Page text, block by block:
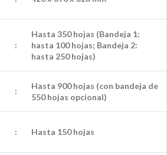
:
Hasta 350 hojas (Bandeja 1:
hasta 100 hojas; Bandeja 2:
hasta 250 hojas)
:
Hasta 900 hojas (con bandeja de
550 hojas opcional)
: Hasta 150 hojas